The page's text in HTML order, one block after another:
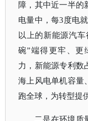
障，其中近一半的
电量中，每3度电
以上的新能源汽
碗”端得更牢、更
力，新能源专利数
海上风电单机容量
跑全球，为转型提
二是在环境质